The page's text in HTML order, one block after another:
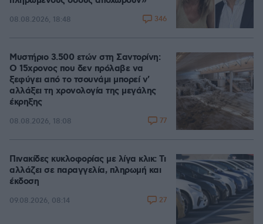
08.08.2026, 18:48 346
Μυστήριο 3.500 ετών στη Σαντορίνη:
Ο 15χρονος που δεν πρόλαβε να
ξεφύγει από το τσουνάμι μπορεί ν'
αλλάξει τη χρονολογία της μεγάλης
έκρηξης
08.08.2026, 18:08 77
Πινακίδες κυκλοφορίας με λίγα κλικ: Τι
αλλάζει σε παραγγελία, πληρωμή και
έκδοση
09.08.2026, 08:14 27